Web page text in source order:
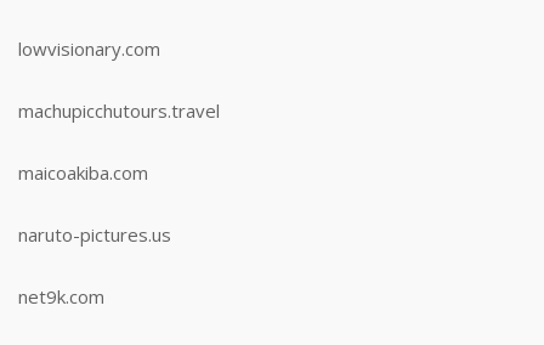
lowvisionary.com
machupicchutours.travel
maicoakiba.com
naruto-pictures.us
net9k.com